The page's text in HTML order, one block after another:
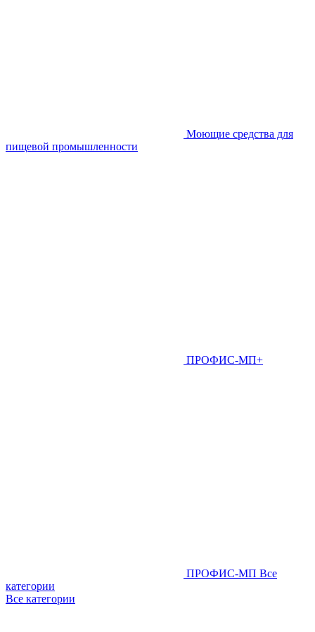
Моющие средства для
пищевой промышленности
ПРОФИС-МП+
ПРОФИС-МП Все
категории
Все категории